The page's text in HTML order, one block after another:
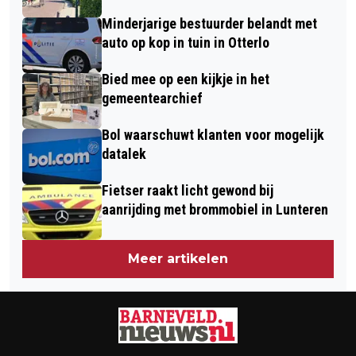
POLITIE TEGEN EEN BOOM BIJ
TERSCHUURMinderjarige bestuurder belandt met
auto op kop in tuin in Otterlo
Bied mee op een kijkje in het
gemeentearchief
Bol waarschuwt klanten voor mogelijk
datalek
Fietser raakt licht gewond bij
aanrijding met brommobiel in Lunteren
Meer artikelen